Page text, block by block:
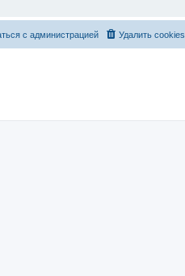
Удалить cookies
с администрацией